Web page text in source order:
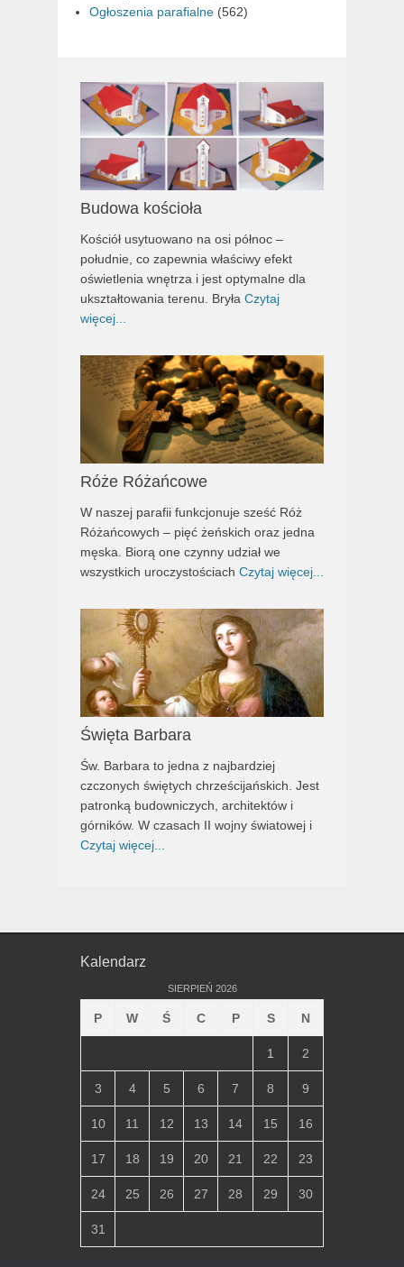
Ogłoszenia parafialne (562)
Budowa kościoła
Kościół usytuowano na osi północ –
południe, co zapewnia właściwy efekt
oświetlenia wnętrza i jest optymalne dla
ukształtowania terenu. Bryła Czytaj
więcej...
Róże Różańcowe
W naszej parafii funkcjonuje sześć Róż
Różańcowych – pięć żeńskich oraz jedna
męska. Biorą one czynny udział we
wszystkich uroczystościach Czytaj więcej...
Święta Barbara
Św. Barbara to jedna z najbardziej
czczonych świętych chrześcijańskich. Jest
patronką budowniczych, architektów i
górników. W czasach II wojny światowej i
Czytaj więcej...
Kalendarz
SIERPIEŃ 2026
P W Ś C P S N
1 2
3 4 5 6 7 8 9
10 11 12 13 14 15 16
17 18 19 20 21 22 23
24 25 26 27 28 29 30
31